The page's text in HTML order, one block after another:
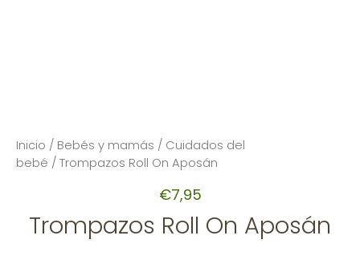
Inicio / Bebés y mamás / Cuidados del
bebé / Trompazos Roll On Aposán
€7,95
Trompazos Roll On Aposán